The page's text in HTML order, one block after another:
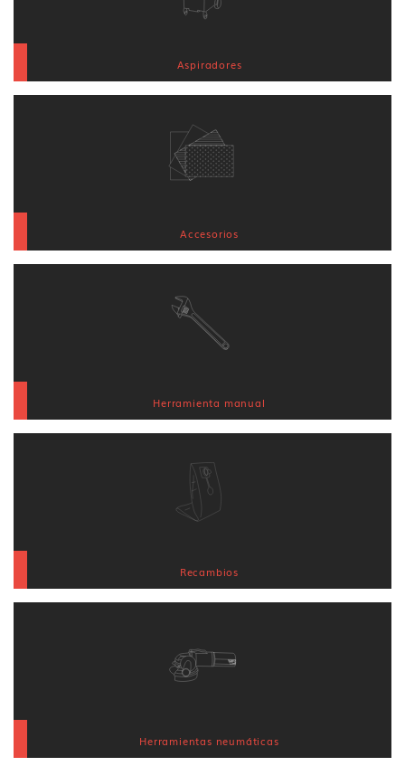
Aspiradores
Accesorios
Herramienta manual
Recambios
Herramientas neumáticas